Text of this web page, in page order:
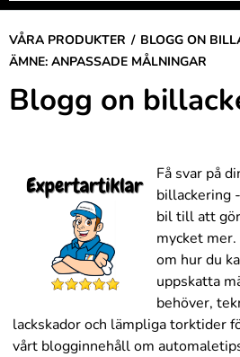
VÅRA PRODUKTER BLOGG ON
ÄMNE: ANPASSADE MÅLNINGAR
Blogg on
Få svar på
billackering
bil till att
mycket
om hur du
uppskatta
behöver,
lackskador och lämpliga torktider
vårt blogginnehåll om